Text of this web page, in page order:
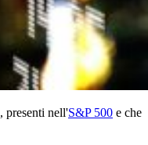
, presenti nell'S&P 500 e che